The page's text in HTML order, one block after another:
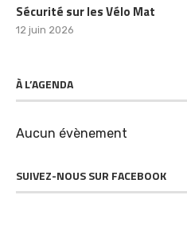
Sécurité sur les Vélo Mat
12 juin 2026
À L’AGENDA
Aucun évènement
SUIVEZ-NOUS SUR FACEBOOK